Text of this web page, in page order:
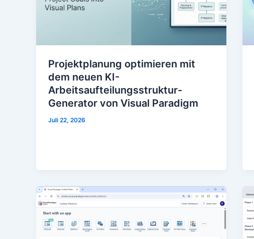
Projektplanung optimieren mit
dem neuen KI-
Arbeitsaufteilungsstruktur-
Generator von Visual Paradigm
Juli 22, 2026